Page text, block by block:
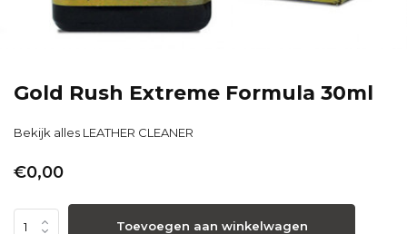
Gold Rush Extreme Formula 30ml
Bekijk alles LEATHER CLEANER
€0,00
Toevoegen aan winkelwagen